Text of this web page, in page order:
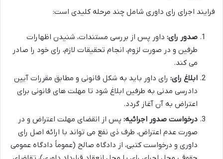
فرایند اجرای رای داوری شامل چند مرحله کلیدی است:
صدور رای: داور پس از بررسی مستندات، شنیدن اظهارات
طرفین و در صورت لزوم، انجام تحقیقات لازم، رای خود را صادر
می کند.
ابلاغ رای: رای داور باید به شکل قانونی و مطابق مقررات آیین
دادرسی مدنی به طرفین ابلاغ شود تا مهلت های قانونی برای
اعتراض به آن آغاز گردد.
درخواست صدور اجرائیه: پس از انقضای مهلت اعتراض و در
صورت عدم اعتراض، طرف ذی نفع می تواند با ارائه اصل رای
داوری و درخواست کتبی، از دادگاه صالح (عموماً دادگاه عمومی